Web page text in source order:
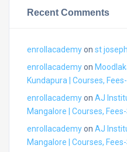
Recent Comments
enrollacademyon st
enrollacademyon
Kundapura | Courses,
enrollacademyon AJ
Mangalore | Courses,
enrollacademyon AJ
Mangalore | Courses,